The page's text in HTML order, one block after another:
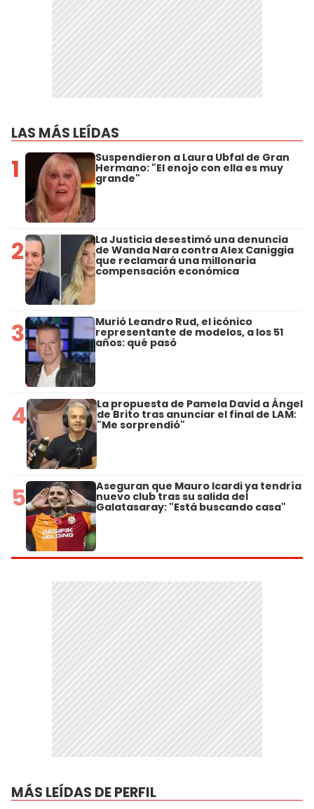
LAS MÁS LEÍDAS
1 Suspendieron a Laura Ubfal de Gran
Hermano: "El enojo con ella es muy
grande"
2 La Justicia desestimó una denuncia
de Wanda Nara contra Alex Caniggia
que reclamará una millonaria
compensación económica
3 Murió Leandro Rud, el icónico
representante de modelos, a los 51
años: qué pasó
4 La propuesta de Pamela David a Ángel
de Brito tras anunciar el final de LAM:
"Me sorprendió"
5 Aseguran que Mauro Icardi ya tendría
nuevo club tras su salida del
Galatasaray: "Está buscando casa"
MÁS LEÍDAS DE PERFIL